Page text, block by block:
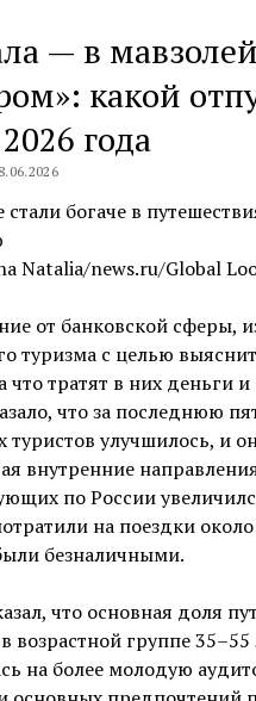
— в
какой
года
Natalia/news.ru/Global
от банковской сферы,
туризма с целью
что тратят в них деньги
что за последнюю
туристов улучшилось, и
внутренние
по России
на поездки
безналичными.
что основная доля
возрастной группе
на более молодую